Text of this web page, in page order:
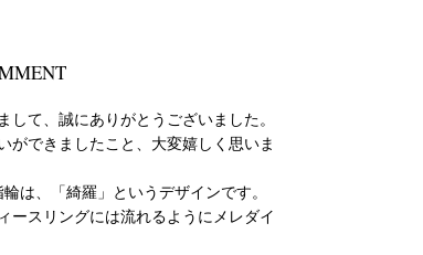
て、誠にありがとうございました。
ができましたこと、大変嬉しく思いま
は、「綺羅」というデザインです。
ースリングには流れるようにメレダイ